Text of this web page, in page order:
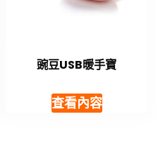
豌豆USB暖手寶
查看內容